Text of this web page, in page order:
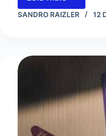
como
Engajando
SANDRO RAIZLER 12